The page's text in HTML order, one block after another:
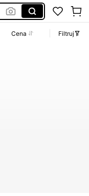
Cena Filtruj